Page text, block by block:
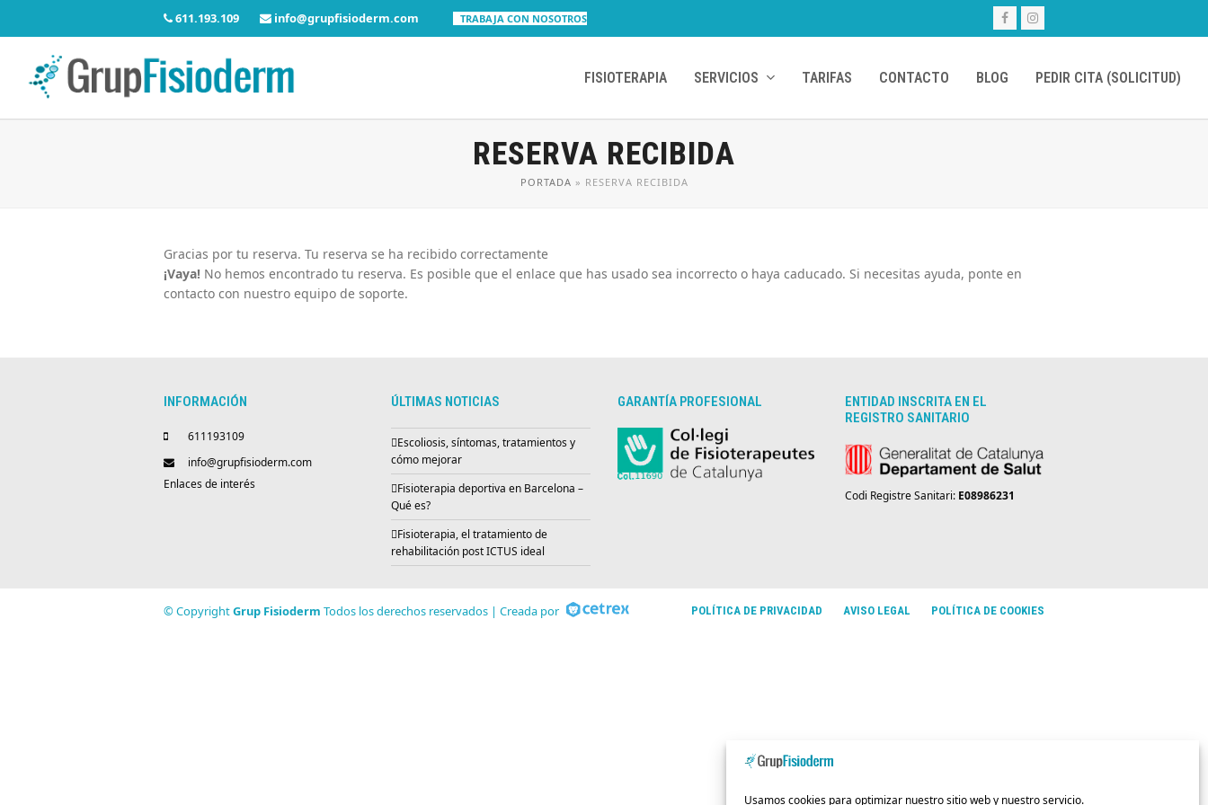
Usamos cookies para optimizar nuestro sitio web y nuestro servicio.
611.193.109 info@grupfisioderm.com TRABAJA CON NOSOTROS FacebookInstagram
FISIOTERAPIA SERVICIOS TARIFAS CONTACTO BLOG PEDIR CITA (SOLICITUD)
RESERVA RECIBIDA
PORTADA » RESERVA RECIBIDA
Gracias por tu reserva. Tu reserva se ha recibido correctamente
¡Vaya! No hemos encontrado tu reserva. Es posible que el enlace que has usado sea incorrecto o haya caducado. Si necesitas ayuda, ponte en
contacto con nuestro equipo de soporte.
INFORMACIÓN
611193109
info@grupfisioderm.com
Enlaces de interés
ÚLTIMAS NOTICIAS
Escoliosis, síntomas, tratamientos y
cómo mejorar
Fisioterapia deportiva en Barcelona –
Qué es?
Fisioterapia, el tratamiento de
rehabilitación post ICTUS ideal
GARANTÍA PROFESIONAL
ENTIDAD INSCRITA EN EL
REGISTRO SANITARIO
Codi Registre Sanitari: E08986231
© CopyrightGrup Fisioderm Todos los derechos reservados | Creada por POLÍTICA DE PRIVACIDAD AVISO LEGAL POLÍTICA DE COOKIES